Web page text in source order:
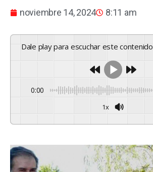
noviembre 14, 2024 8:11 am
Dale play para escuchar este contenido
0:00
1x